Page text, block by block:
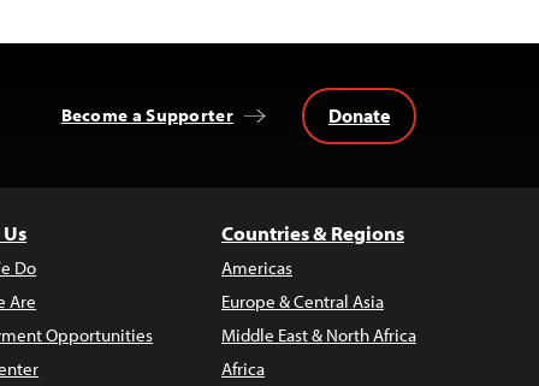
Become a Supporter Donate
Do
Are
Opportunities
Countries & Regions
Americas
Europe & Central Asia
Middle East & North Africa
Africa